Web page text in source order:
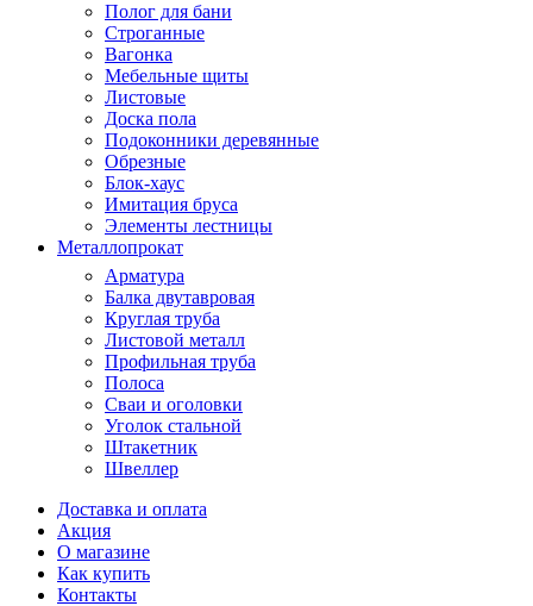
Полог для бани
Строганные
Вагонка
Мебельные щиты
Листовые
Доска пола
Подоконники деревянные
Обрезные
Блок-хаус
Имитация бруса
Элементы лестницы
Металлопрокат
Арматура
Балка двутавровая
Круглая труба
Листовой металл
Профильная труба
Полоса
Сваи и оголовки
Уголок стальной
Штакетник
Швеллер
Доставка и оплата
Акция
О магазине
Как купить
Контакты